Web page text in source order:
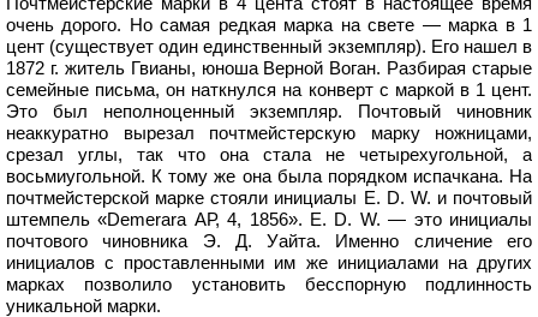
очень дорого. Но самая редкая марка на свете — марка в 1
цент (существует один единственный экземпляр). Его нашел в
1872 г. житель Гвианы, юноша Верной Воган. Разбирая старые
семейные письма, он наткнулся на конверт с маркой в 1 цент.
Это был неполноценный экземпляр. Почтовый чиновник
неаккуратно вырезал почтмейстерскую марку ножницами,
срезал углы, так что она стала не четырехугольной, а
восьмиугольной. К тому же она была порядком испачкана. На
почтмейстерской марке стояли инициалы Е. D. W. и почтовый
штемпель «Demerara АР, 4, 1856». Е. D. W. — это инициалы
почтового чиновника Э. Д. Уайта. Именно сличение его
инициалов с проставленными им же инициалами на других
марках позволило установить бесспорную подлинность
уникальной марки.